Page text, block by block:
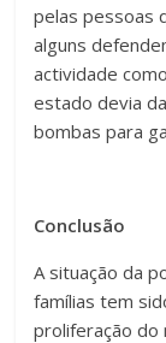
pelas pessoas
alguns
actividade
estado devia
bombas para
Conclusão
A situação da
famílias tem
proliferação do